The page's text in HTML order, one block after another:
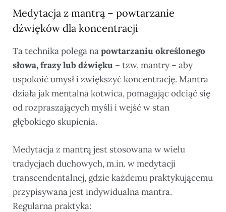
Medytacja z mantrą – powtarzanie
dźwięków dla koncentracji
Ta technika polega napowtarzaniu określonego
słowa, frazy lub dźwięku – tzw. mantry – aby
uspokoić umysł i zwiększyć koncentrację. Mantra
działa jak mentalna kotwica, pomagając odciąć się
od rozpraszających myśli i wejść w stan
głębokiego skupienia.
Medytacja z mantrą jest stosowana w wielu
tradycjach duchowych, m.in. w medytacji
transcendentalnej, gdzie każdemu praktykującemu
przypisywana jest indywidualna mantra.
Regularna praktyka: